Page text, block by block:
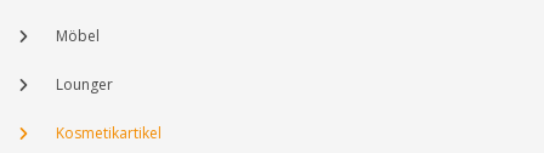
Möbel
Lounger
Kosmetikartikel